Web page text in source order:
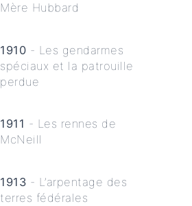
Mère Hubbard
1910 - Les gendarmes
spéciaux et la patrouille
perdue
1911 - Les rennes de
McNeill
1913 - L’arpentage des
terres fédérales